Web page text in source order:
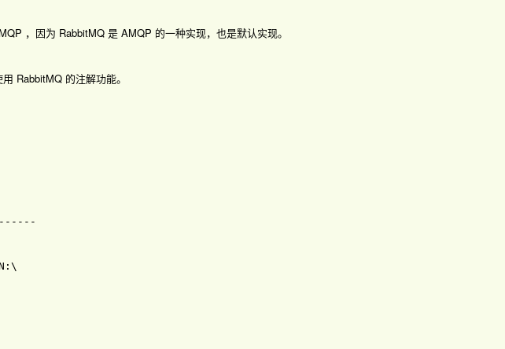
，因为 RabbitMQ 是 AMQP 的一种实现，也是默认实现。
RabbitMQ 的注解功能。